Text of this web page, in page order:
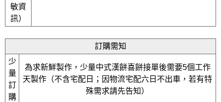
敏資
訊）
訂購需知
少
量
訂
購
為求新鮮製作，少量中式漢餅喜餅接單後需要5個工作
天製作（不含宅配日；因物流宅配六日不出車，若有特
殊需求請先告知）